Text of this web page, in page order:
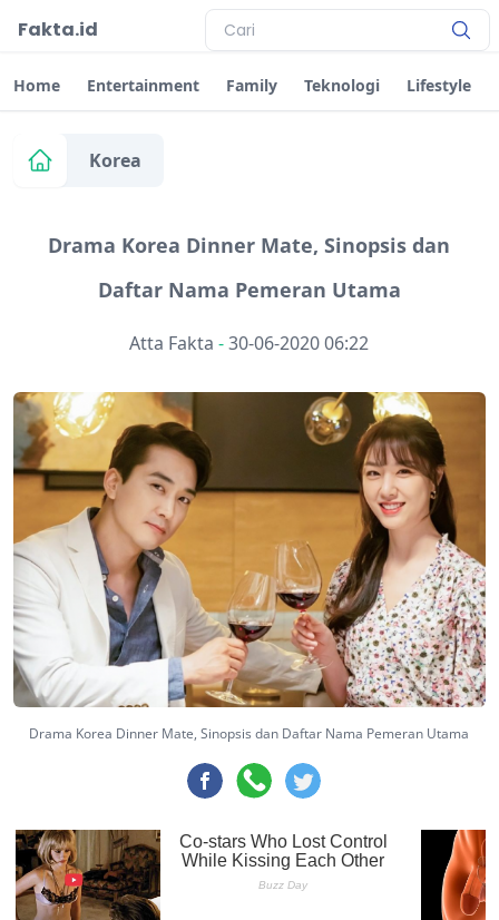
Fakta.id
Home Entertainment Family Teknologi Lifestyle
Korea
Drama Korea Dinner Mate, Sinopsis dan
Daftar Nama Pemeran Utama
Atta Fakta -30-06-2020 06:22
Drama Korea Dinner Mate, Sinopsis dan Daftar Nama Pemeran Utama